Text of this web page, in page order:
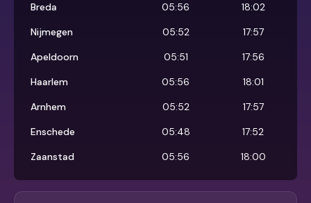
Breda
05:56
18:02
Nijmegen
05:52
17:57
Apeldoorn
05:51
17:56
Haarlem
05:56
18:01
Arnhem
05:52
17:57
Enschede
05:48
17:52
Zaanstad
05:56 18:00